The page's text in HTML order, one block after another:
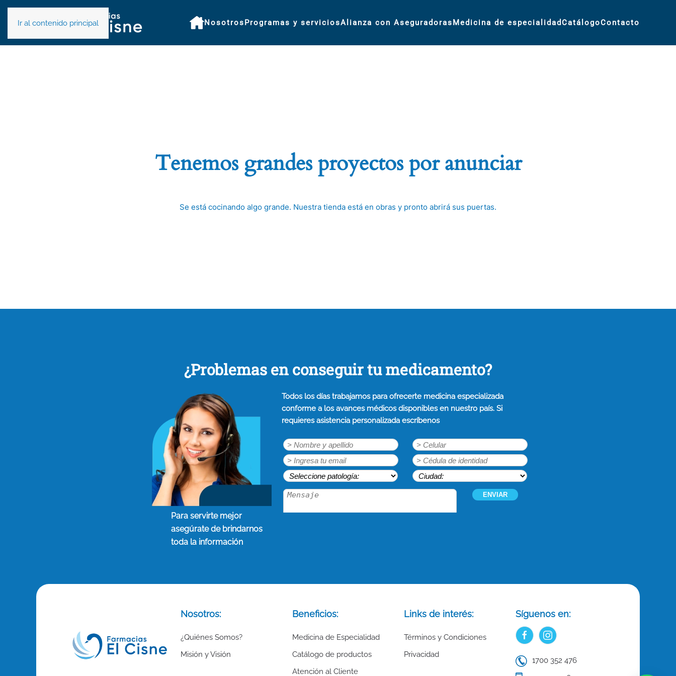
Ir al contenido principal NosotrosProgramas y serviciosAlianza con AseguradorasMedicina de especialidad CatálogoContacto
Tenemos grandes proyectos por anunciar
Se está cocinando algo grande. Nuestra tienda está en obras y pronto abrirá sus puertas.
¿Problemas en conseguir tu medicamento?
Para servirte mejor
asegúrate de brindarnos
toda la información
Todos los días trabajamos para ofrecerte medicina especializada
conforme a los avances médicos disponibles en nuestro país. Si
requieres asistencia personalizada escríbenos
Nosotros:
¿Quiénes Somos?
Misión y Visión
Beneficios:
Medicina de Especialidad
Catálogo de productos
Atención al Cliente
Links de interés:
Términos y Condiciones
Privacidad
Síguenos en:
1700 352 476